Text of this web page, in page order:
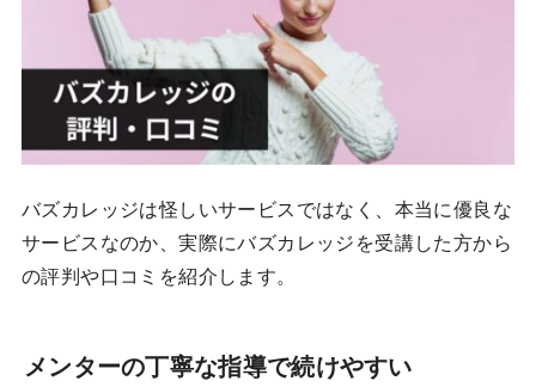
バズカレッジは怪しいサービスではなく、本当に優良な
サービスなのか、実際にバズカレッジを受講した方から
の評判や口コミを紹介します。
メンターの丁寧な指導で続けやすい